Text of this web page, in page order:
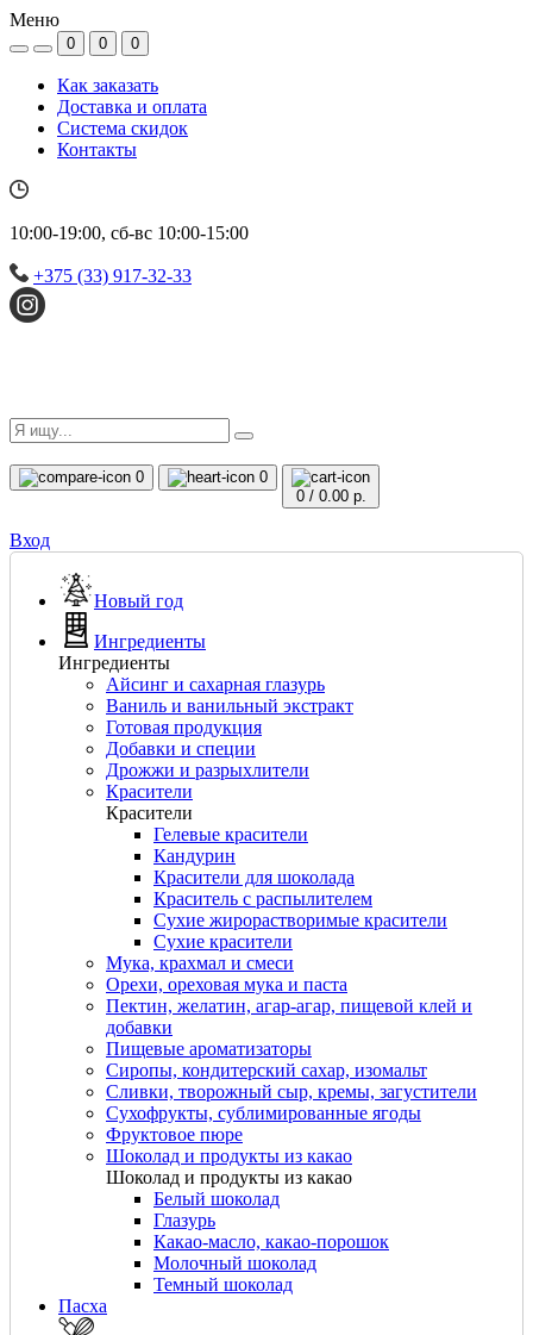
Меню
0 0 0
Как заказать
Доставка и оплата
Система скидок
Контакты
10:00-19:00, сб-вс 10:00-15:00
+375 (33) 917-32-33
0
0
0/ 0.00 р.
Вход
Новый год
Ингредиенты
Ингредиенты
Айсинг и сахарная глазурь
Ваниль и ванильный экстракт
Готовая продукция
Добавки и специи
Дрожжи и разрыхлители
Красители
Красители
Гелевые красители
Кандурин
Красители для шоколада
Краситель с распылителем
Сухие жирорастворимые красители
Сухие красители
Мука, крахмал и смеси
Орехи, ореховая мука и паста
Пектин, желатин, агар-агар, пищевой клей и
добавки
Пищевые ароматизаторы
Сиропы, кондитерский сахар, изомальт
Сливки, творожный сыр, кремы, загустители
Сухофрукты, сублимированные ягоды
Фруктовое пюре
Шоколад и продукты из какао
Шоколад и продукты из какао
Белый шоколад
Глазурь
Какао-масло, какао-порошок
Молочный шоколад
Темный шоколад
Пасха